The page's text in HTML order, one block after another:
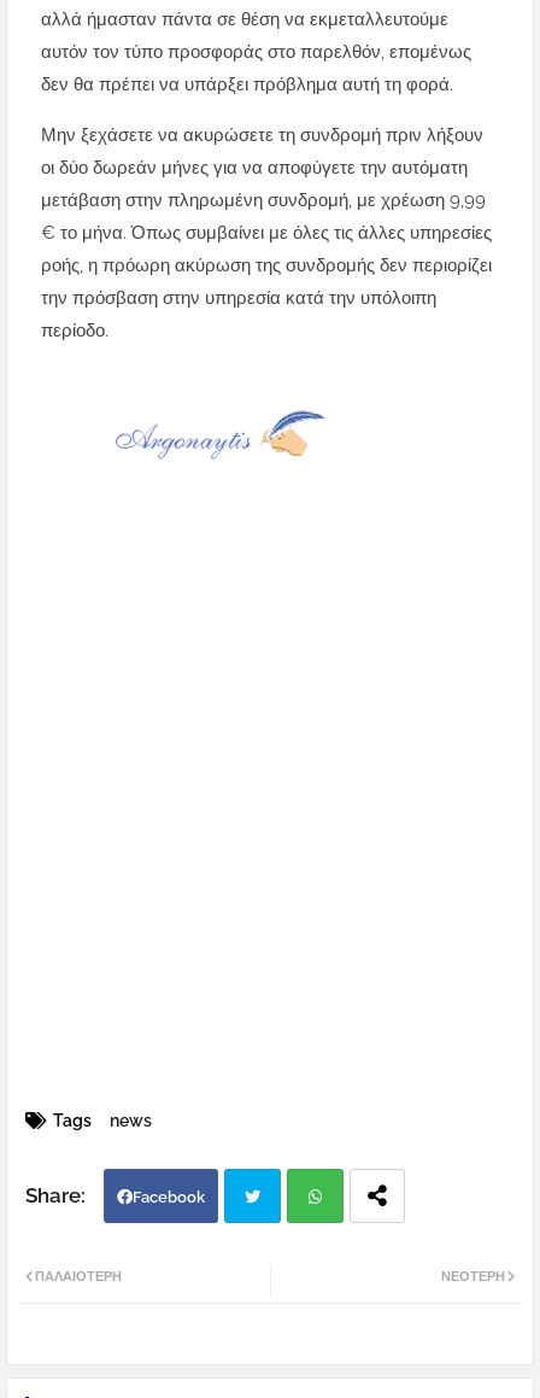
αλλά ήμασταν πάντα σε θέση να εκμεταλλευτούμε
αυτόν τον τύπο προσφοράς στο παρελθόν, επομένως
δεν θα πρέπει να υπάρξει πρόβλημα αυτή τη φορά.
Μην ξεχάσετε να ακυρώσετε τη συνδρομή πριν λήξουν
οι δύο δωρεάν μήνες για να αποφύγετε την αυτόματη
μετάβαση στην πληρωμένη συνδρομή, με χρέωση 9,99
€ το μήνα. Όπως συμβαίνει με όλες τις άλλες υπηρεσίες
ροής, η πρόωρη ακύρωση της συνδρομής δεν περιορίζει
την πρόσβαση στην υπηρεσία κατά την υπόλοιπη
περίοδο.
Tags news
Facebook
pp
ΝΕΌΤΕΡΗ
ΠΑΛΑΙΌΤΕΡΗ